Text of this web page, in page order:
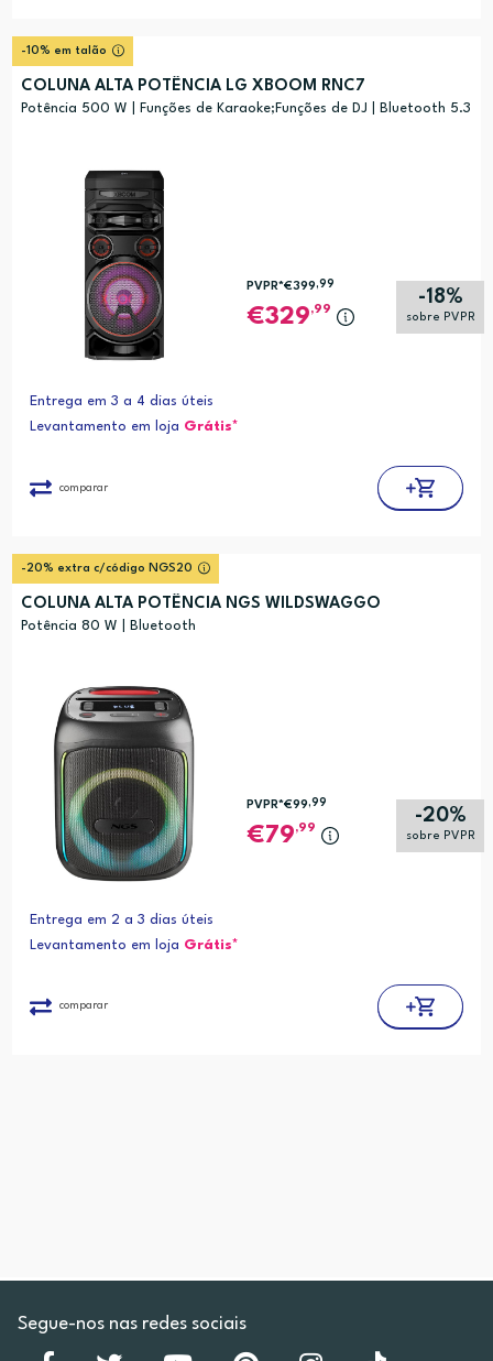
-10% em talão
COLUNA ALTA POTÊNCIA LG XBOOM RNC7
Potência 500 W | Funções de Karaoke;Funções de DJ | Bluetooth 5.3
-18%
sobre PVPR
PVPR*€399,99
329,99
Entrega em 3 a 4 dias úteis
Levantamento em loja Grátis*
comparar
-20% extra c/código NGS20
COLUNA ALTA POTÊNCIA NGS WILDSWAGGO
Potência 80 W | Bluetooth
-20%
sobre PVPR
PVPR*€99,99
79,99
Entrega em 2 a 3 dias úteis
Levantamento em loja Grátis*
comparar
Segue-nos nas redes sociais